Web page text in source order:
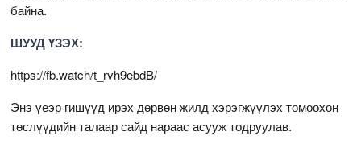
байна.
ШУУД ҮЗЭХ:
https://fb.watch/t_rvh9ebdB/
Энэ үеэр гишүүд ирэх дөрвөн жилд хэрэгжүүлэх томоохон
төслүүдийн талаар сайд нараас асууж тодруулав.